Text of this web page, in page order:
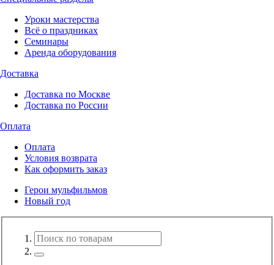
Уроки мастерства
Всё о праздниках
Семинары
Аренда оборудования
Доставка
Доставка по Москве
Доставка по России
Оплата
Оплата
Условия возврата
Как оформить заказ
Герои мульфильмов
Новый год